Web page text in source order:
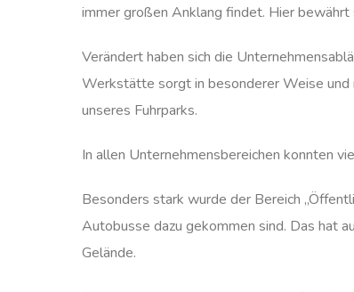
immer großen Anklang findet. Hier bewährt
Verändert haben sich die
Werkstätte sorgt in besonderer Weise
unseres Fuhrparks.
In allen Unternehmensbereichen konnten
Besonders stark wurde der Bereich
Autobusse dazu gekommen sind. Das hat
Gelände.